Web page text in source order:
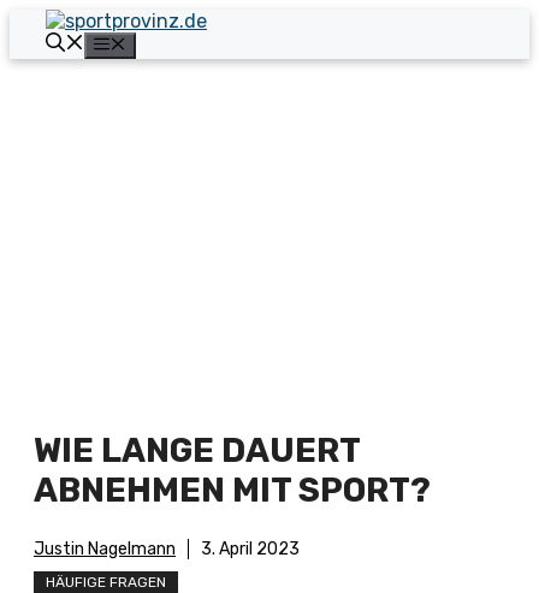
Zum
Inhalt
springen
WIE LANGE DAUERT
ABNEHMEN MIT SPORT?
Justin Nagelmann 3. April 2023
HÄUFIGE FRAGEN